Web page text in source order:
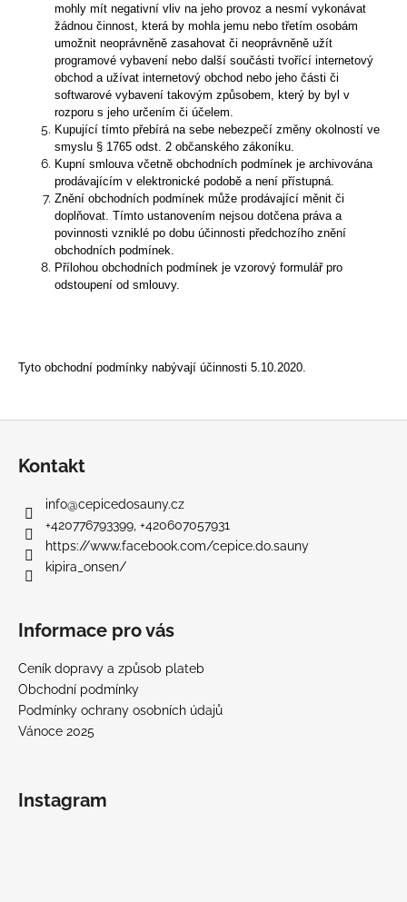
mohly mít negativní vliv na jeho provoz a nesmí vykonávat
žádnou činnost, která by mohla jemu nebo třetím osobám
umožnit neoprávněně zasahovat či neoprávněně užít
programové vybavení nebo další součásti tvořící internetový
obchod a užívat internetový obchod nebo jeho části či
softwarové vybavení takovým způsobem, který by byl v
rozporu s jeho určením či účelem.
Kupující tímto přebírá na sebe nebezpečí změny okolností ve
smyslu § 1765 odst. 2 občanského zákoníku.
Kupní smlouva včetně obchodních podmínek je archivována
prodávajícím v elektronické podobě a není přístupná.
Znění obchodních podmínek může prodávající měnit či
doplňovat. Tímto ustanovením nejsou dotčena práva a
povinnosti vzniklé po dobu účinnosti předchozího znění
obchodních podmínek.
Přílohou obchodních podmínek je vzorový formulář pro
odstoupení od smlouvy.
Tyto obchodní podmínky nabývají účinnosti 5.10.2020.
Kontakt
info@cepicedosauny.cz
+420776793399, +420607057931
https://www.facebook.com/cepice.do.sauny
kipira_onsen/
Informace pro vás
Ceník dopravy a způsob plateb
Obchodní podmínky
Podmínky ochrany osobních údajů
Vánoce 2025
Instagram